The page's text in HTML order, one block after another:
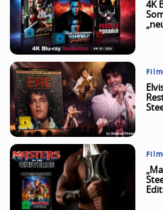
4K